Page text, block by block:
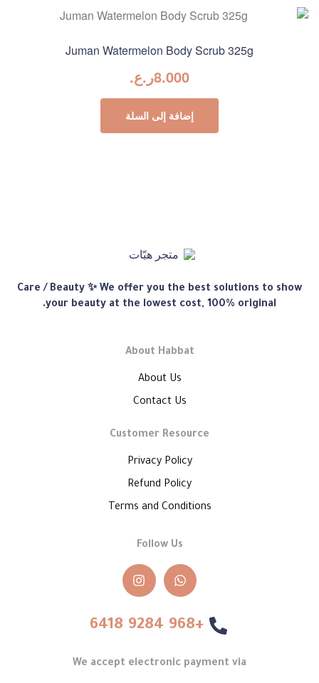
Juman Watermelon Body Scrub 325g
8.000ر.ع.
إضافة إلى السلة
متجر
هبّات
Care / Beauty ✨ We offer you the best solutions to show
your beauty at the lowest cost, 100% original.
About Habbat
About Us
Contact Us
Customer Resource
Privacy Policy
Refund Policy
Terms and Conditions
Follow Us
+968 9284 6418
We accept electronic payment via